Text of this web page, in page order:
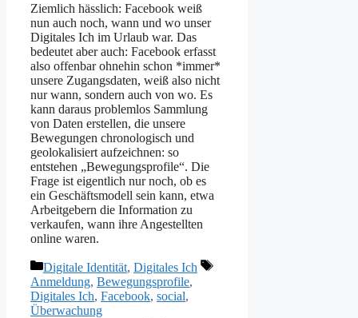
Ziemlich hässlich: Facebook weiß
nun auch noch, wann und wo unser
Digitales Ich im Urlaub war. Das
bedeutet aber auch: Facebook erfasst
also offenbar ohnehin schon *immer*
unsere Zugangsdaten, weiß also nicht
nur wann, sondern auch von wo. Es
kann daraus problemlos Sammlung
von Daten erstellen, die unsere
Bewegungen chronologisch und
geolokalisiert aufzeichnen: so
entstehen „Bewegungsprofile“. Die
Frage ist eigentlich nur noch, ob es
ein Geschäftsmodell sein kann, etwa
Arbeitgebern die Information zu
verkaufen, wann ihre Angestellten
online waren.
Kategorien
Digitale Identität, Digitales Ich
Schlagwörter
Anmeldung, Bewegungsprofile,
Digitales Ich, Facebook, social,
Überwachung